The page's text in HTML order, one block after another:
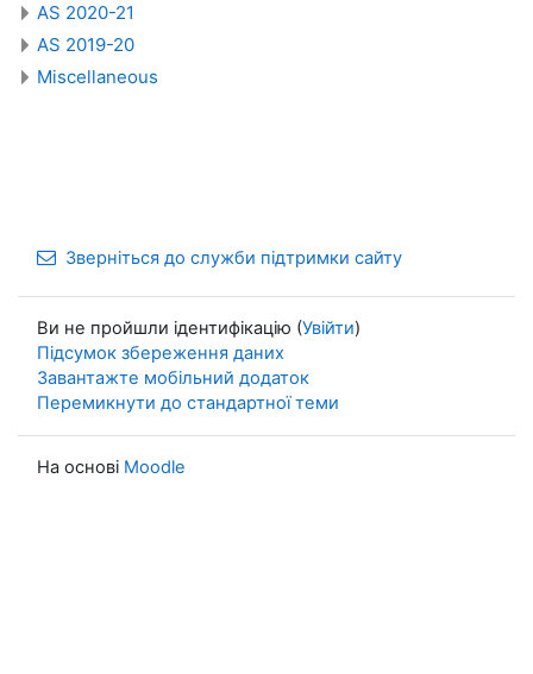
AS 2020-21
AS 2019-20
Miscellaneous
Зверніться до служби підтримки сайту
Ви не пройшли ідентифікацію (Увійти)
Підсумок збереження даних
Завантажте мобільний додаток
Перемикнути до стандартної теми
На основі Moodle